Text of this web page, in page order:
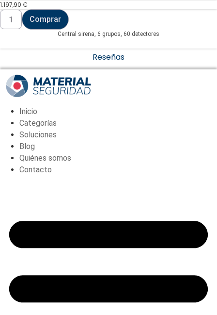
1.197,90 €
Central
intrusión
DAITEM
Comprar
Central sirena, 6 grupos, 60 detectores
Reseñas
Inicio
Categorías
Soluciones
Blog
Quiénes somos
Contacto